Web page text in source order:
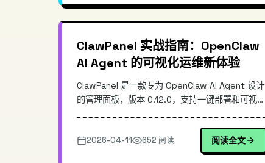
速搭建测试环境、远程访问家庭设备等场景。
ClawPanel 实战指南：OpenClaw
AI Agent 的可视化运维新体验
ClawPanel 是一款专为 OpenClaw AI Agent 设计
的管理面板，版本 0.12.0，支持一键部署和可视化
性，以及如何通过它降低 OpenClaw 的部署门
槛，提升 AI Agent 的管理效率。对于需要同时运
维多个 AI Agent 实例的开发者而言，ClawPanel
2026-04-11 652 阅读 阅读全文